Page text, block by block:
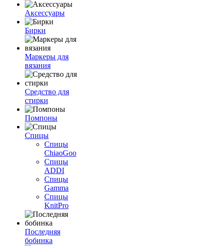
Аксессуары
Бирки
Маркеры для
вязания
Средство для
стирки
Помпоны
Спицы
Спицы
ChiaoGoo
Спицы
ADDI
Спицы
Gamma
Спицы
KnitPro
Последняя
бобинка